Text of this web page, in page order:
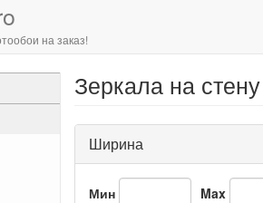
на заказ!
Зеркала на стену
Ширина
Мин Max